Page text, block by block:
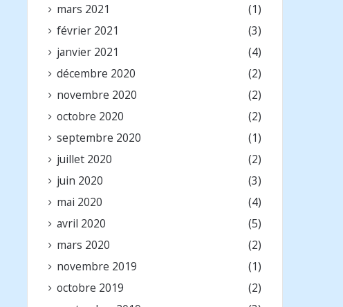
mars 2021
(1)
février 2021
(3)
janvier 2021
(4)
décembre 2020
(2)
novembre 2020
(2)
octobre 2020
(2)
septembre 2020
(1)
juillet 2020
(2)
juin 2020
(3)
mai 2020
(4)
avril 2020
(5)
mars 2020
(2)
novembre 2019
(1)
octobre 2019
(2)